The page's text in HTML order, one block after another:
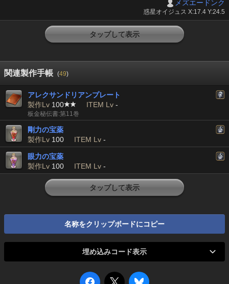
メズエードンク
惑星オイジュス X:17.4 Y:24.5
タップして表示
関連製作手帳 (49)
アレクサンドリアンプレート
製作Lv 100 ITEM Lv -
板金秘伝書:第11巻
剛力の宝薬
製作Lv 100 ITEM Lv -
眼力の宝薬
製作Lv 100 ITEM Lv -
タップして表示
名称をクリップボードにコピー
埋め込みコード表示